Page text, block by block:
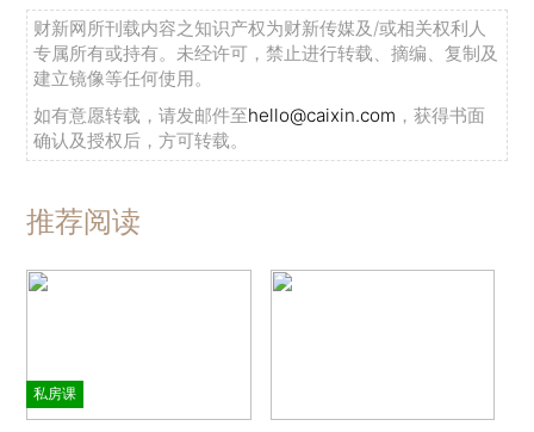
财新网所刊载内容之知识产权为财新传媒及/或相关权利人
专属所有或持有。未经许可，禁止进行转载、摘编、复制及
建立镜像等任何使用。
如有意愿转载，请发邮件至hello@caixin.com ，获得书面
确认及授权后，方可转载。
推荐阅读
私房课